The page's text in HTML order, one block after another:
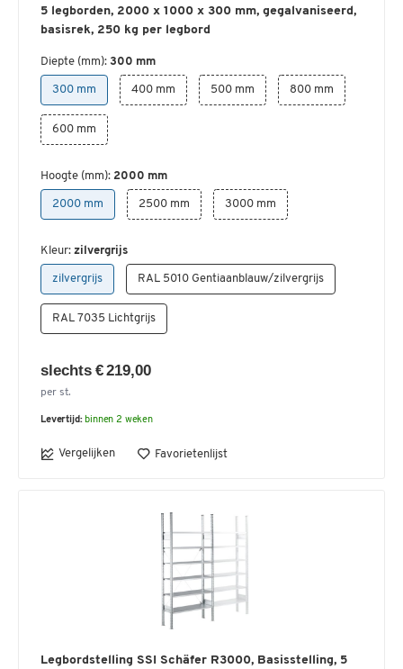
5 legborden, 2000 x 1000 x 300 mm, gegalvaniseerd,
basisrek, 250 kg per legbord
Diepte (mm): 300 mm
300 mm 400 mm 500 mm 800 mm
600 mm
Hoogte (mm): 2000 mm
2000 mm 2500 mm 3000 mm
Kleur: zilvergrijs
zilvergrijs RAL 5010 Gentiaanblauw/zilvergrijs
RAL 7035 Lichtgrijs
slechts € 219,00
per st.
Levertijd: binnen 2 weken
Vergelijken Favorietenlijst
Legbordstelling SSI Schäfer R3000, Basisstelling, 5